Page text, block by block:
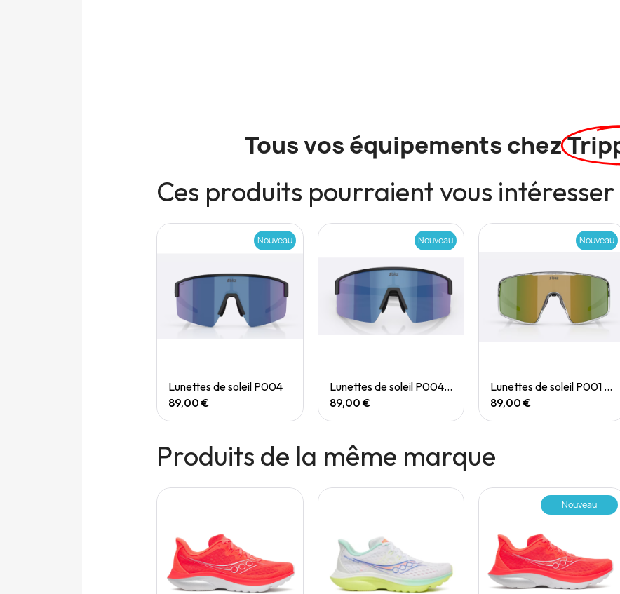
Tous vos équipements chez
Ces produits pourraient vous intéresser
Quick View
Nouveau
Lunettes de soleil P004
89,00 €
Quick View
Nouveau
Lunettes de soleil P004 Small
89,00 €
Quick View
Nouveau
Lunettes de soleil P001 Small
89,00 €
Produits de la même marque
Nouveau